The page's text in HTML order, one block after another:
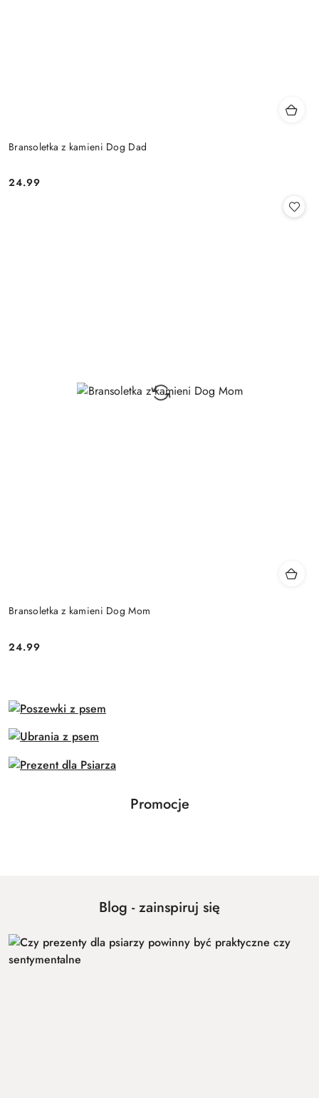
Bransoletka z kamieni Dog Dad
Cena:
24.99
Bransoletka z kamieni Dog Mom
Cena:
24.99
Pomiń karuzelę produktów
Produkty
Promocje
Blog - zainspiruj się